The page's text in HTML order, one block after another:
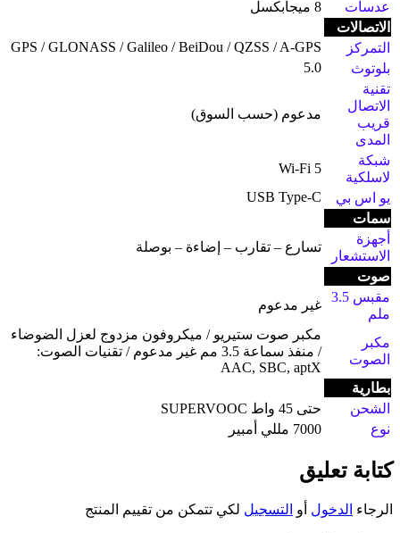
عدسات
8 ميجابكسل
الاتصالات
التمركز
GPS / GLONASS / Galileo / BeiDou / QZSS / A-GPS
بلوتوث
5.0
تقنية
الاتصال
قريب
المدى
مدعوم (حسب السوق)
شبكة
لاسلكية
Wi-Fi 5
يو اس بي
USB Type-C
سمات
أجهزة
الاستشعار
تسارع – تقارب – إضاءة – بوصلة
صوت
مقبس 3.5
ملم
غير مدعوم
مكبر
الصوت
مكبر صوت ستيريو / ميكروفون مزدوج لعزل الضوضاء
/ منفذ سماعة 3.5 مم غير مدعوم / تقنيات الصوت:
AAC, SBC, aptX
بطارية
الشحن
حتى 45 واط SUPERVOOC
نوع
7000 مللي أمبير
كتابة تعليق
الرجاء الدخول أو التسجيل لكي تتمكن من تقييم المنتج